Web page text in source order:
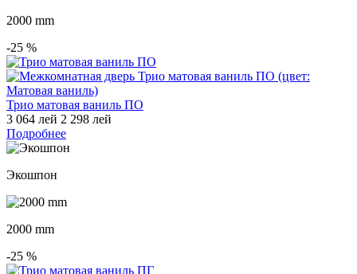
2000 mm
-25 %
Трио матовая ваниль ПО
3 064 лей 2 298 лей
Подробнее
Экошпон
2000 mm
-25 %